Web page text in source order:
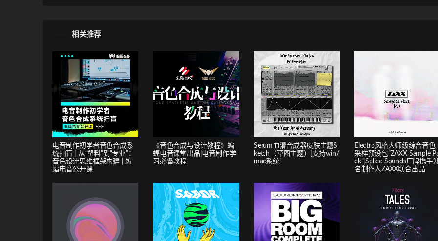
相关推荐
电音制作初学者音色合成系
统扫盲 | 从“塑料”到“专业”：
音色设计思维框架构建 | 蝙
蝠电音公开课
《音色合成与设计教程》蝙
蝠电音课堂出品|电音制作学
习必备教程
Serum血清合成器皮肤主题S
ketch（草图主题）[支持win/
mac系统]
Electro风格大师级综合音色
采样预设包”ZAXX Sample
ck”|Splice Sounds厂牌携手
名制作人ZAXX联合出品